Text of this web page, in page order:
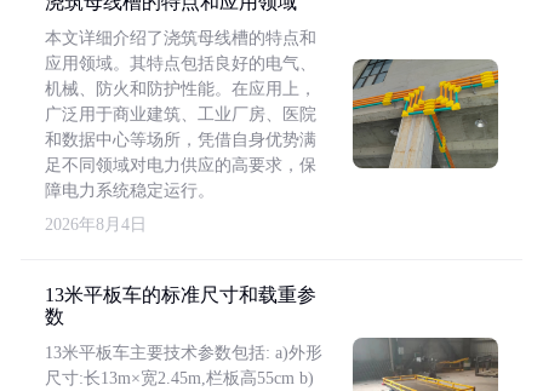
本文详细介绍了浇筑母线槽的特点和
应用领域。其特点包括良好的电气、
机械、防火和防护性能。在应用上，
广泛用于商业建筑、工业厂房、医院
和数据中心等场所，凭借自身优势满
足不同领域对电力供应的高要求，保
障电力系统稳定运行。
2026年8月4日
13米平板车的标准尺寸和载重参
数
13米平板车主要技术参数包括: a)外形
尺寸:长13m×宽2.45m,栏板高55cm b)